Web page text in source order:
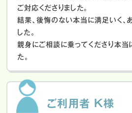
ご対応くださりました。
結果、後悔のない本当に満足いく、
した。
親身にご相談に乗ってくださり本当
た。
ご利用者 K様